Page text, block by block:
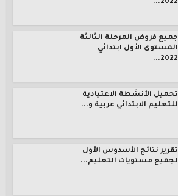
2022...
جميع فروض المرحلة الثالثة
المستوى الأول ابتدائي
2022...
تحميل الأنشطة الاعتيادية
للتعليم الابتدائي عربية و...
تقرير نتائج الأسدوس الأول
لجميع مستويات التعليم...